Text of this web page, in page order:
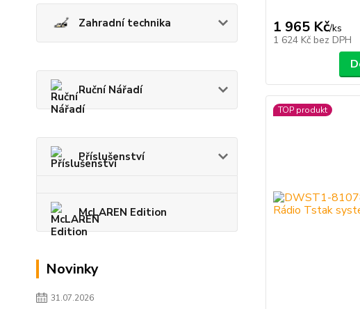
Zahradní technika
Ruční Nářadí
Příslušenství
McLAREN Edition
Novinky
31.07.2026
1 965 Kč/ks
1 624 Kč bez DPH
TOP produkt